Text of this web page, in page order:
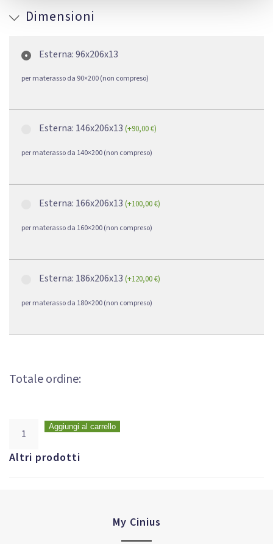
Dimensioni
Esterna: 96x206x13
per materasso da 90×200 (non compreso)
Esterna: 146x206x13 (+90,00€)
per materasso da 140×200 (non compreso)
Esterna: 166x206x13 (+100,00€)
per materasso da 160×200 (non compreso)
Esterna: 186x206x13 (+120,00€)
per materasso da 180×200 (non compreso)
Totale ordine:
Aggiungi al carrello
Altri prodotti
My Cinius